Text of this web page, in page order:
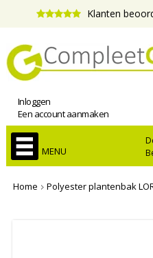
Klanten
Inloggen
Een account aanmaken
MENU
Home Polyester plantenbak